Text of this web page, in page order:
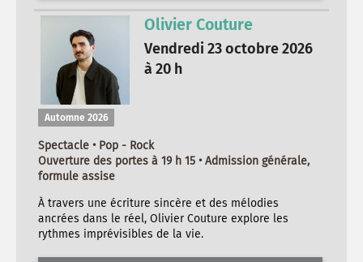
Olivier Couture
Vendredi 23 octobre 2026
à 20 h
Automne 2026
Spectacle • Pop - Rock
Ouverture des portes à 19 h 15 • Admission générale,
formule assise
À travers une écriture sincère et des mélodies
ancrées dans le réel, Olivier Couture explore les
rythmes imprévisibles de la vie.